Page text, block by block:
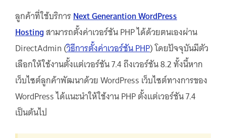
ลูกค้าที่ใช้บริการNext Generantion WordPress
Hostingสามารถตั้งค่าเวอร์ชัน PHP ได้ด้วยตนเองผ่าน
DirectAdmin (วิธีการตั้งค่าเวอร์ชัน PHP) โดยปัจจุบันมีตัว
เลือกให้ใช้งานตั้งแต่เวอร์ชัน 7.4 ถึงเวอร์ชัน 8.2 ทั้งนี้หาก
เว็บไซต์ลูกค้าพัฒนาด้วย WordPress เว็บไซต์ทางการของ
WordPress ได้แนะนำให้ใช้งาน PHP ตั้งแต่เวอร์ชัน 7.4
เป็นต้นไป